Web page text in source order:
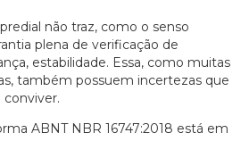
não traz, como o senso
plena de verificação de
estabilidade. Essa, como muitas
também possuem incertezas que
ABNT NBR 16747:2018 está em